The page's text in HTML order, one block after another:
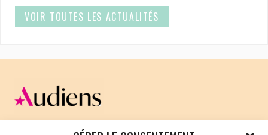
VOIR TOUTES LES ACTUALITÉS